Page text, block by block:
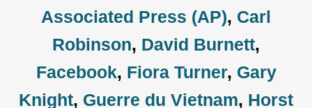
Associated Press (AP), Carl
Robinson, David Burnett,
Facebook, Fiora Turner, Gary
Knight, Guerre du Vietnam, Horst